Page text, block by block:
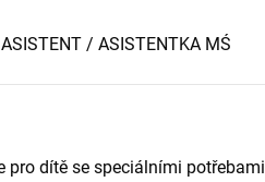
/ ASISTENTKA MŚ
pro dítě se speciálními potřebami